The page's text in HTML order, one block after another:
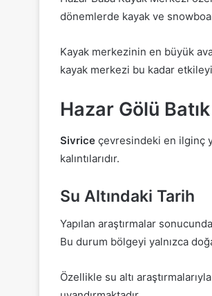
dönemlerde kayak ve
Kayak merkezinin en büyük
kayak merkezi bu kadar
Hazar Gölü
Sivrice çevresindeki en ilginç
kalıntılarıdır.
Su Altındaki Tarih
Yapılan araştırmalar
Bu durum bölgeyi yalnızca
Özellikle su altı